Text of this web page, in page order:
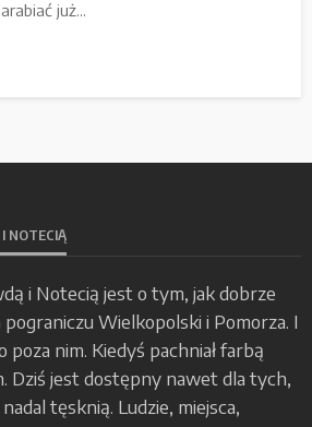
już...
NOTECIĄ
i Notecią jest o tym, jak dobrze
Wielkopolski i Pomorza. I
poza nim. Kiedyś pachniał farbą
Dziś jest dostępny nawet dla tych,
tęsknią. Ludzie, miejsca,